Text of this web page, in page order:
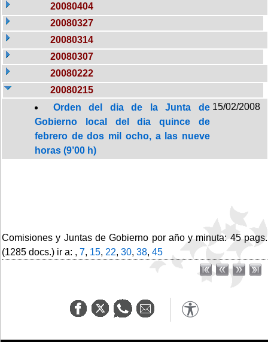
20080404
20080327
20080314
20080307
20080222
20080215
Orden del dia de la Junta de
Gobierno local del dia quince de
febrero de dos mil ocho, a las nueve
horas (9’00 h)
15/02/2008
Comisiones y Juntas de Gobierno por año y minuta: 45 pags.
(1285 docs.) ir a: , 7, 15, 22, 30, 38, 45